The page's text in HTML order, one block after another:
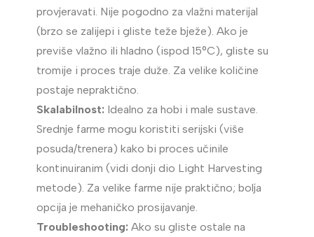
provjeravati. Nije pogodno za vlažni materijal
(brzo se zalijepi i gliste teže bježe). Ako je
previše vlažno ili hladno (ispod 15°C), gliste su
tromije i proces traje duže. Za velike količine
postaje nepraktično.
Skalabilnost: Idealno za hobi i male sustave.
Srednje farme mogu koristiti serijski (više
posuda/trenera) kako bi proces učinile
kontinuiranim (vidi donji dio Light Harvesting
metode). Za velike farme nije praktično; bolja
opcija je mehaničko prosijavanje.
Troubleshooting: Ako su gliste ostale na